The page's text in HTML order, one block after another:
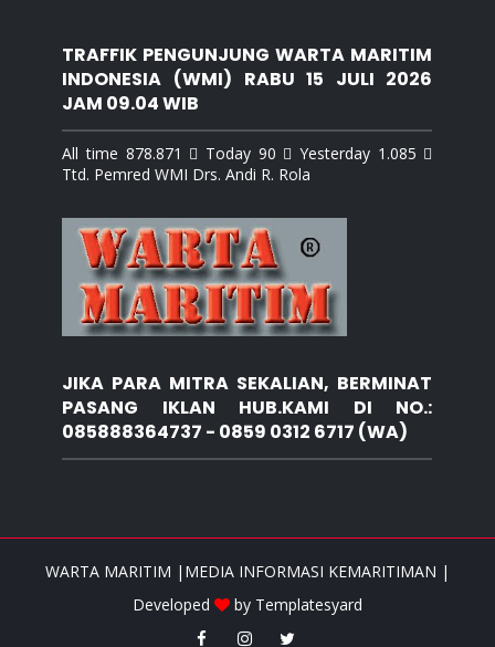
TRAFFIK PENGUNJUNG WARTA MARITIM
INDONESIA (WMI) RABU 15 JULI 2026
JAM 09.04 WIB
All time 878.871  Today 90  Yesterday 1.085 
Ttd. Pemred WMI Drs. Andi R. Rola
JIKA PARA MITRA SEKALIAN, BERMINAT
PASANG IKLAN HUB.KAMI DI NO.:
085888364737 - 0859 0312 6717 (WA)
WARTA MARITIM |MEDIA INFORMASI KEMARITIMAN |
Developed
by Templatesyard